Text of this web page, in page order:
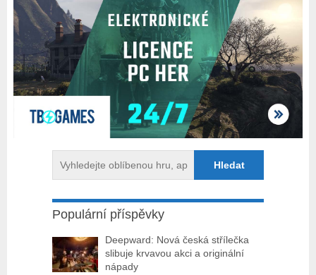
Populární příspěvky
Deepward: Nová česká střílečka
slibuje krvavou akci a originální
nápady